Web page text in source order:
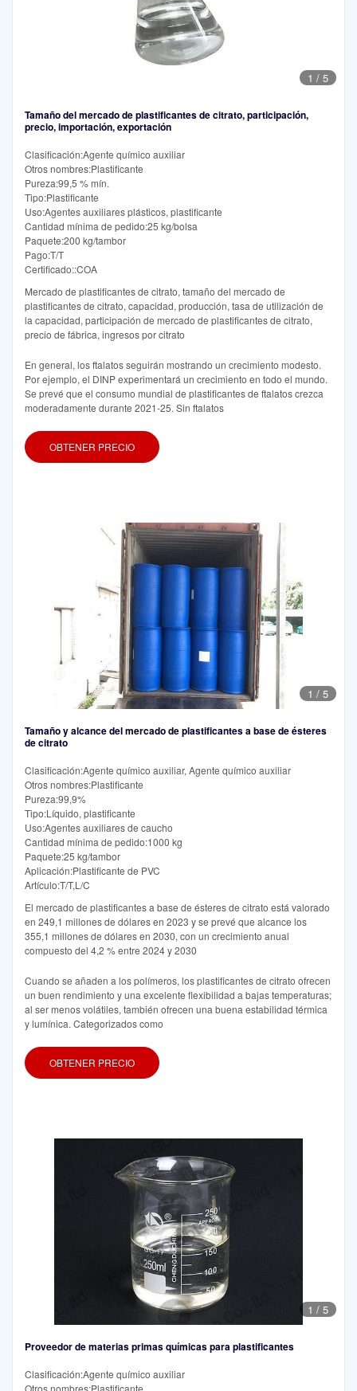
1 / 5
Tamaño del mercado de plastificantes de citrato, participación,
precio, importación, exportación
Clasificación:Agente químico auxiliar
Otros nombres:Plastificante
Pureza:99,5 % mín.
Tipo:Plastificante
Uso:Agentes auxiliares plásticos, plastificante
Cantidad mínima de pedido:25 kg/bolsa
Paquete:200 kg/tambor
Pago:T/T
Certificado::COA
Mercado de plastificantes de citrato, tamaño del mercado de
plastificantes de citrato, capacidad, producción, tasa de utilización de
la capacidad, participación de mercado de plastificantes de citrato,
precio de fábrica, ingresos por citrato
En general, los ftalatos seguirán mostrando un crecimiento modesto.
Por ejemplo, el DINP experimentará un crecimiento en todo el mundo.
Se prevé que el consumo mundial de plastificantes de ftalatos crezca
moderadamente durante 2021-25. Sin ftalatos
OBTENER PRECIO
1 / 5
Tamaño y alcance del mercado de plastificantes a base de ésteres
de citrato
Clasificación:Agente químico auxiliar, Agente químico auxiliar
Otros nombres:Plastificante
Pureza:99,9%
Tipo:Líquido, plastificante
Uso:Agentes auxiliares de caucho
Cantidad mínima de pedido:1000 kg
Paquete:25 kg/tambor
Aplicación:Plastificante de PVC
Artículo:T/T,L/C
El mercado de plastificantes a base de ésteres de citrato está valorado
en 249,1 millones de dólares en 2023 y se prevé que alcance los
355,1 millones de dólares en 2030, con un crecimiento anual
compuesto del 4,2 % entre 2024 y 2030
Cuando se añaden a los polímeros, los plastificantes de citrato ofrecen
un buen rendimiento y una excelente flexibilidad a bajas temperaturas;
al ser menos volátiles, también ofrecen una buena estabilidad térmica
y lumínica. Categorizados como
OBTENER PRECIO
1 / 5
Proveedor de materias primas químicas para plastificantes
Clasificación:Agente químico auxiliar